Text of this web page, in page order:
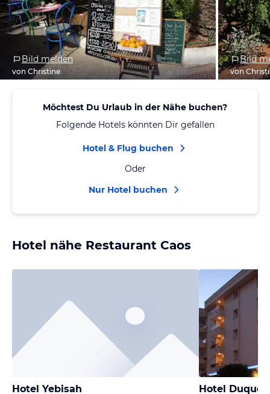
Bild melden
von Christine
Bild
von
Möchtest Du Urlaub in der Nähe buchen?
Folgende Hotels könnten Dir gefallen
Hotel & Flug buchen
Oder
Nur Hotel buchen
Hotel nähe Restaurant Caos
Hotel Yebisah Hotel